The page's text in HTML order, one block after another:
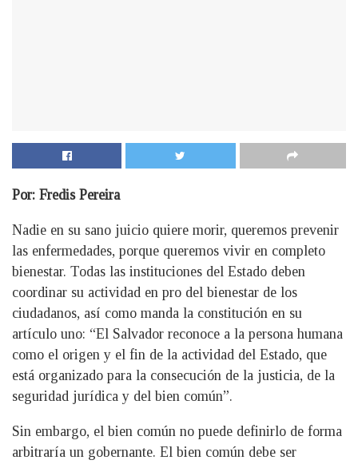
Por: Fredis Pereira
Nadie en su sano juicio quiere morir, queremos prevenir
las enfermedades, porque queremos vivir en completo
bienestar. Todas las instituciones del Estado deben
coordinar su actividad en pro del bienestar de los
ciudadanos, así como manda la constitución en su
artículo uno: “El Salvador reconoce a la persona humana
como el origen y el fin de la actividad del Estado, que
está organizado para la consecución de la justicia, de la
seguridad jurídica y del bien común”.
Sin embargo, el bien común no puede definirlo de forma
arbitraría un gobernante. El bien común debe ser